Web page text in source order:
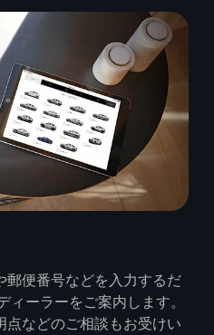
郵便番号などを入力するだ
ーラーをご案内します。
点などのご相談もお受けい